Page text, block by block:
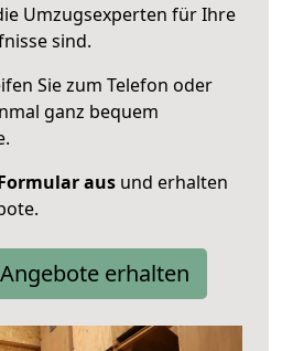
Umzugsexperten für Ihre
sind.
Sie zum Telefon oder
ganz bequem
aus und erhalten
erhalten